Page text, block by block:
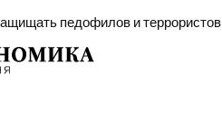
педофилов и террористов